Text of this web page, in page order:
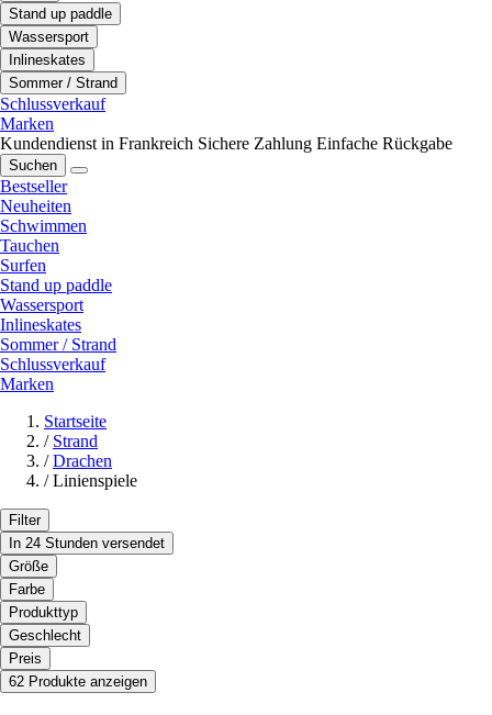
Stand up paddle
Wassersport
Inlineskates
Sommer / Strand
Schlussverkauf
Marken
Kundendienst in Frankreich Sichere Zahlung Einfache Rückgabe
Suchen
Bestseller
Neuheiten
Schwimmen
Tauchen
Surfen
Stand up paddle
Wassersport
Inlineskates
Sommer / Strand
Schlussverkauf
Marken
Startseite
/ Strand
/ Drachen
/ Linienspiele
Filter
In 24 Stunden versendet
Größe
Farbe
Produkttyp
Geschlecht
Preis
62 Produkte anzeigen